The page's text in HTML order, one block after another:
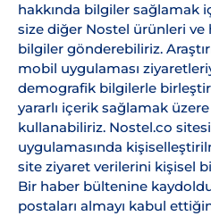
hakkında bilgiler sağlamak
size diğer Nostel ürünleri ve
bilgiler gönderebiliriz.
mobil uygulaması
demografik bilgilerle
yararlı içerik sağlamak
kullanabiliriz. Nostel.co
uygulamasında
site ziyaret verilerini kişisel
Bir haber bültenine
postaları almayı kabul